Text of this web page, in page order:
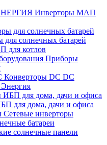
Инверторы МАП
солнечных батарей
для котлов
Приборы
Конверторы DC DC
для дома, дачи и офиса
Сетевые инверторы
батареи